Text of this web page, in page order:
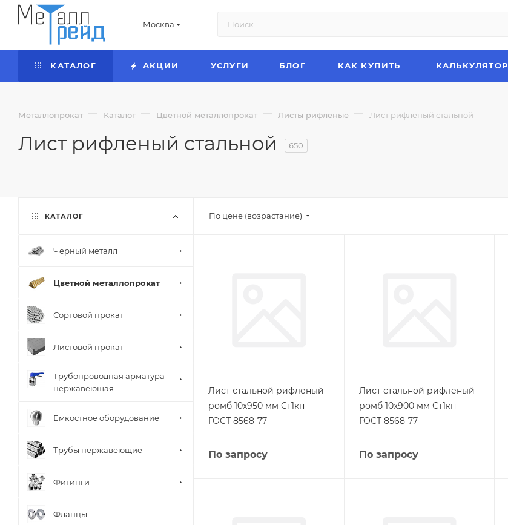
Москва
КАТАЛОГ АКЦИИ УСЛУГИ БЛОГ КАК КУПИТЬ КАЛЬКУЛЯТОР
Металлопрокат — Каталог — Цветной металлопрокат — Листы рифленые — Лист рифленый стальной
Лист рифленый стальной 650
По цене (возрастание)
Лист стальной рифленый
ромб 10х950 мм Ст1кп
ГОСТ 8568-77
По запросу
Лист стальной рифленый
ромб 10х900 мм Ст1кп
ГОСТ 8568-77
По запросу
КАТАЛОГ
Черный металл
Цветной металлопрокат
Сортовой прокат
Листовой прокат
Трубопроводная арматура
нержавеющая
Емкостное оборудование
Трубы нержавеющие
Фитинги
Фланцы